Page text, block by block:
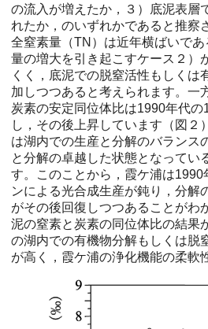
の流入が増えたか，３）底泥表層
れたか，のいずれかであると推察
全窒素量（TN）は近年横ばいで
量の増大を引き起こすケース２）
くく，底泥での脱窒活性もしくは
加しつつあると考えられます。一
炭素の安定同位体比は1990年代
し，その後上昇しています（図２
は湖内での生産と分解のバランス
と分解の卓越した状態となってい
す。このことから，霞ケ浦は1990
ンによる光合成生産が鈍り，分解
がその後回復しつつあることがわ
泥の窒素と炭素の同位体比の結果
の湖内での有機物分解もしくは脱
が高く，霞ケ浦の浄化機能の柔軟